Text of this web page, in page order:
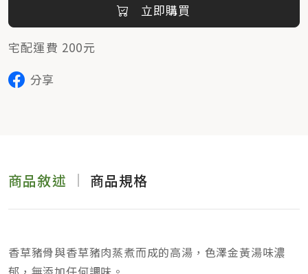
立即購買
宅配運費 200元
分享
商品敘述 商品規格
香草豬骨與香草豬肉蒸煮而成的高湯，色澤金黃湯味濃